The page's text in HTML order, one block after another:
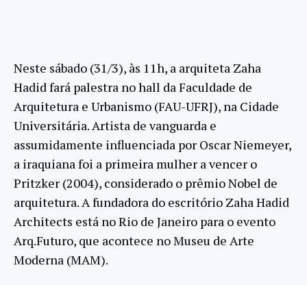
Neste sábado (31/3), às 11h, a arquiteta Zaha
Hadid fará palestra no hall da Faculdade de
Arquitetura e Urbanismo (FAU-UFRJ), na Cidade
Universitária. Artista de vanguarda e
assumidamente influenciada por Oscar Niemeyer,
a iraquiana foi a primeira mulher a vencer o
Pritzker (2004), considerado o prêmio Nobel de
arquitetura. A fundadora do escritório Zaha Hadid
Architects está no Rio de Janeiro para o evento
Arq.Futuro, que acontece no Museu de Arte
Moderna (MAM).